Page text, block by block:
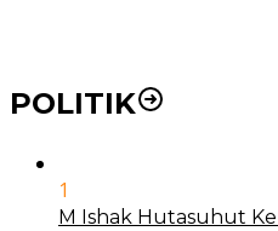
POLITIK
1
M Ishak Hutasuhut